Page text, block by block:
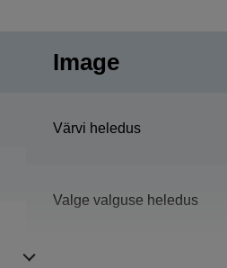
Image
Värvi heledus
Valge valguse heledus